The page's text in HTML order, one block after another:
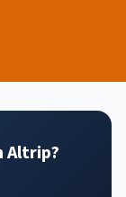
Altrip?